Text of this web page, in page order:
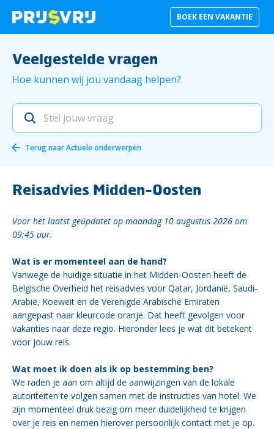
BOEK EEN VAKANTIE
Veelgestelde vragen
Hoe kunnen wij jou vandaag helpen?
Terug naarActuele onderwerpen
Reisadvies Midden-Oosten
Voor het laatst geüpdatet op maandag 10 augustus 2026 om
09:45 uur.
Wat is er momenteel aan de hand?
Vanwege de huidige situatie in het Midden-Oosten heeft de
Belgische Overheid het reisadvies voor Qatar, Jordanië, Saudi-
Arabië, Koeweit en de Verenigde Arabische Emiraten
aangepast naar kleurcode oranje. Dat heeft gevolgen voor
vakanties naar deze regio. Hieronder lees je wat dit betekent
voor jouw reis.
Wat moet ik doen als ik op bestemming ben?
We raden je aan om altijd de aanwijzingen van de lokale
autoriteiten te volgen samen met de instructies van hotel. We
zijn momenteel druk bezig om meer duidelijkheid te krijgen
over je reis en nemen hierover persoonlijk contact met je op.